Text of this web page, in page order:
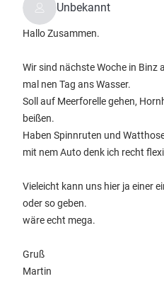
Unbekannt
Hallo Zusammen.
Wir sind nächste Woche in Binz
mal nen Tag ans Wasser.
Soll auf Meerforelle gehen,
beißen.
Haben Spinnruten und
mit nem Auto denk ich recht
Vieleicht kann uns hier ja einer
oder so geben.
wäre echt mega.
Gruß
Martin